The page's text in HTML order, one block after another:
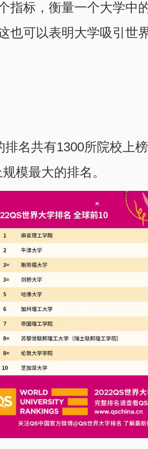
指标，衡量一个大学中
也可以表明大学吸引世
名共有1300所院校上
模最大的排名。